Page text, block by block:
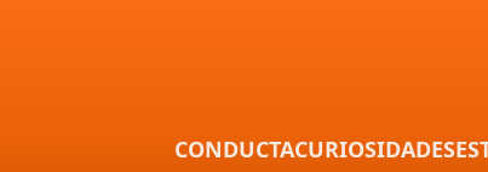
CONDUCTACURIOSIDADES